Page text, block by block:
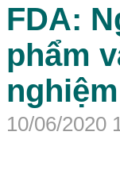
FDA:
phẩm
10/06/2020